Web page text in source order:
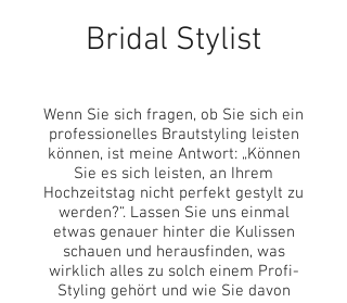
Bridal Stylist
Wenn Sie sich fragen, ob Sie sich ein
professionelles Brautstyling leisten
können, ist meine Antwort: „Können
Sie es sich leisten, an Ihrem
Hochzeitstag nicht perfekt gestylt zu
werden?“. Lassen Sie uns einmal
etwas genauer hinter die Kulissen
schauen und herausfinden, was
wirklich alles zu solch einem Profi-
Styling gehört und wie Sie davon